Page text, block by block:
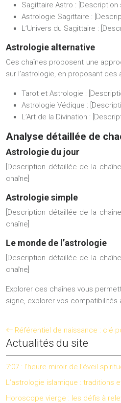
Sagittaire Astro :
Astrologie Sagittaire :
L’Univers du Sagittaire :
Astrologie alternative
Ces chaînes proposent une
sur l’astrologie, en proposant
Tarot et Astrologie :
Astrologie Védique :
L’Art de la Divination :
Analyse détaillée de
Astrologie du jour
[Description détaillée de la
chaîne]
Astrologie simple
[Description détaillée de la
chaîne]
Le monde de l’astrologie
[Description détaillée de la
chaîne]
Explorer ces chaînes vous
signe, explorer vos
Référentiel de naissance : clé
Actualités du site
7:07 : l’heure miroir de l’éveil
L’astrologie islamique : traditions
Horoscope vierge : les défis à